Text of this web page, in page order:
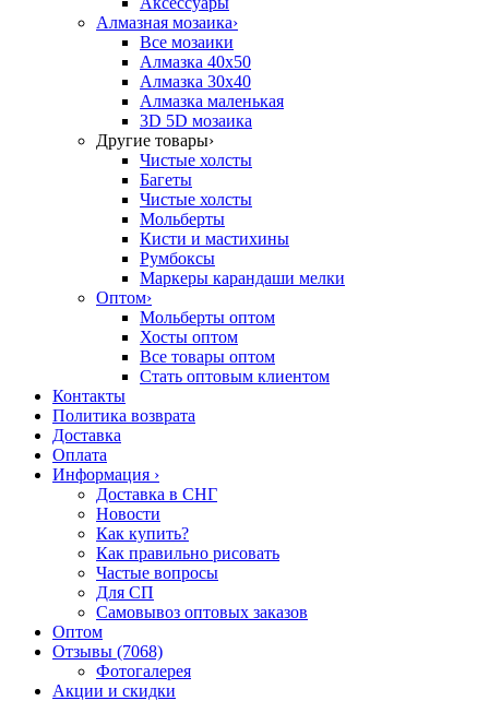
Алмазная мозаика›
Все мозаики
Алмазка 40х50
Алмазка 30х40
Алмазка маленькая
3D 5D мозаика
Другие товары›
Чистые холсты
Багеты
Чистые холсты
Мольберты
Кисти и мастихины
Румбоксы
Маркеры карандаши мелки
Оптом›
Мольберты оптом
Хосты оптом
Все товары оптом
Стать оптовым клиентом
Контакты
Политика возврата
Доставка
Оплата
Информация ›
Доставка в СНГ
Новости
Как купить?
Как правильно рисовать
Частые вопросы
Для СП
Самовывоз оптовых заказов
Оптом
Отзывы (7068)
Фотогалерея
Акции и скидки